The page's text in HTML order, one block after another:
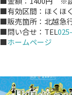
■有効区間：ほくほ
■販売箇所：北越急
■問い合せ：TEL
■ホームページ